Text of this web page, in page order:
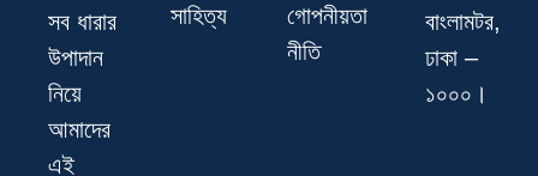
সব ধারার
উপাদান
নিয়ে
আমাদের
এই
সাহিত্য
গোপনীয়তা
নীতি
বাংলামটর,
ঢাকা –
১০০০।